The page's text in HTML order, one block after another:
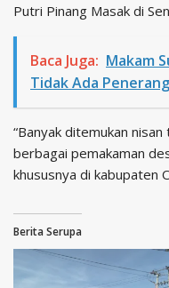
Putri Pinang Masak di
Baca Juga: Makam
Tidak Ada
“Banyak ditemukan
berbagai pemakaman
khususnya di kabupaten
Berita Serupa